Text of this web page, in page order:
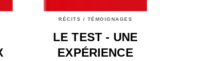
RÉCITS / TÉMOIGNAGES
LE TEST - UNE
EXPÉRIENCE